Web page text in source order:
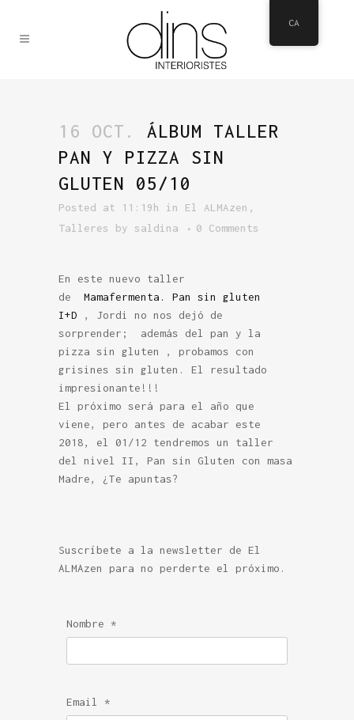
16 OCT.
ÁLBUM TALLER
PAN Y PIZZA SIN
GLUTEN 05/10
Posted at 11:19h in El ALMAzen ,
Talleres
by saldina 0 Comments
En este nuevo taller
de Mamafermenta. Pan sin gluten
I+D , Jordi no nos dejó de
sorprender; además del pan y la
pizza sin gluten , probamos con
grisines sin gluten. El resultado
impresionante!!!
El próximo será para el año que
viene, pero antes de acabar este
2018, el 01/12 tendremos un taller
del nivel II, Pan sin Gluten con masa
Madre, ¿Te apuntas?
Suscríbete a la newsletter de El
ALMAzen para no perderte el próximo.
Nombre *
Email *
CA